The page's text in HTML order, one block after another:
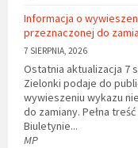
Informacja o
przeznaczonej do
7 SIERPNIA, 2026
Ostatnia aktualizacja 7
Zielonki podaje do
wywieszeniu wykazu
do zamiany. Pełna
Biuletynie...
MP